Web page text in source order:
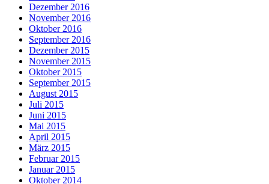
Dezember 2016
November 2016
Oktober 2016
September 2016
Dezember 2015
November 2015
Oktober 2015
September 2015
August 2015
Juli 2015
Juni 2015
Mai 2015
April 2015
März 2015
Februar 2015
Januar 2015
Oktober 2014